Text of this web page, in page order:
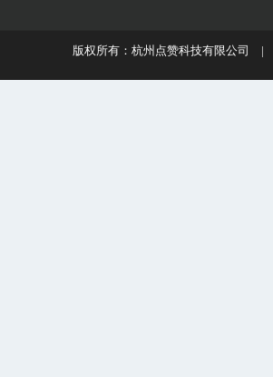
版权所有：杭州点赞科技有限公司